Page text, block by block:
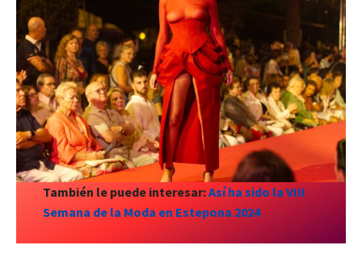
También le puede interesar:Así ha sido la VIII
Semana de la Moda en Estepona 2024